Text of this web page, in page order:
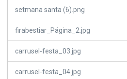
setmana santa (6).png
firabestiar_Página_2.jpg
carrusel-festa_03.jpg
carrusel-festa_04.jpg